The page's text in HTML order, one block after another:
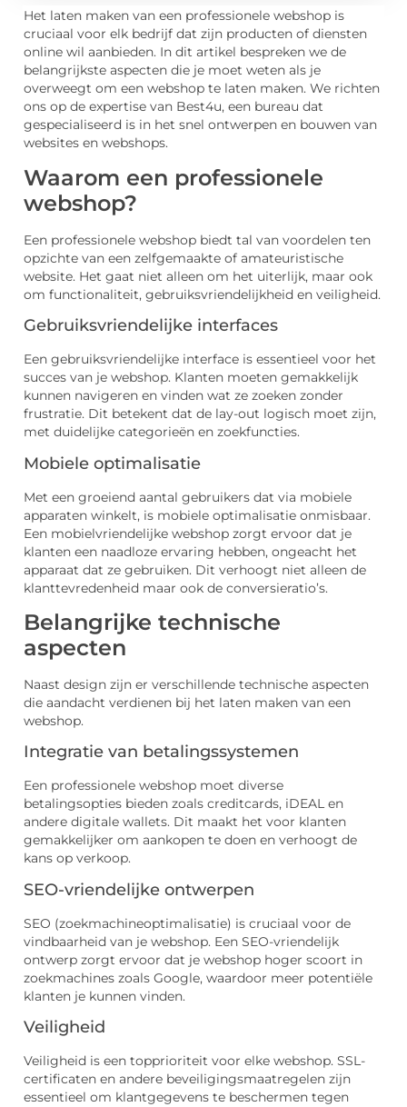
Het laten maken van een professionele webshop is
cruciaal voor elk bedrijf dat zijn producten of diensten
online wil aanbieden. In dit artikel bespreken we de
belangrijkste aspecten die je moet weten als je
overweegt om een webshop te laten maken. We richten
ons op de expertise van Best4u, een bureau dat
gespecialiseerd is in het snel ontwerpen en bouwen van
websites en webshops.
Waarom een professionele
webshop?
Een professionele webshop biedt tal van voordelen ten
opzichte van een zelfgemaakte of amateuristische
website. Het gaat niet alleen om het uiterlijk, maar ook
om functionaliteit, gebruiksvriendelijkheid en veiligheid.
Gebruiksvriendelijke interfaces
Een gebruiksvriendelijke interface is essentieel voor het
succes van je webshop. Klanten moeten gemakkelijk
kunnen navigeren en vinden wat ze zoeken zonder
frustratie. Dit betekent dat de lay-out logisch moet zijn,
met duidelijke categorieën en zoekfuncties.
Mobiele optimalisatie
Met een groeiend aantal gebruikers dat via mobiele
apparaten winkelt, is mobiele optimalisatie onmisbaar.
Een mobielvriendelijke webshop zorgt ervoor dat je
klanten een naadloze ervaring hebben, ongeacht het
apparaat dat ze gebruiken. Dit verhoogt niet alleen de
klanttevredenheid maar ook de conversieratio’s.
Belangrijke technische
aspecten
Naast design zijn er verschillende technische aspecten
die aandacht verdienen bij het laten maken van een
webshop.
Integratie van betalingssystemen
Een professionele webshop moet diverse
betalingsopties bieden zoals creditcards, iDEAL en
andere digitale wallets. Dit maakt het voor klanten
gemakkelijker om aankopen te doen en verhoogt de
kans op verkoop.
SEO-vriendelijke ontwerpen
SEO (zoekmachineoptimalisatie) is cruciaal voor de
vindbaarheid van je webshop. Een SEO-vriendelijk
ontwerp zorgt ervoor dat je webshop hoger scoort in
zoekmachines zoals Google, waardoor meer potentiële
klanten je kunnen vinden.
Veiligheid
Veiligheid is een topprioriteit voor elke webshop. SSL-
certificaten en andere beveiligingsmaatregelen zijn
essentieel om klantgegevens te beschermen tegen